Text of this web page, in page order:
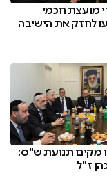
מועצת חכמי
לחזק את הישיבה
מקים תנועת ש"ס:
ז"ל